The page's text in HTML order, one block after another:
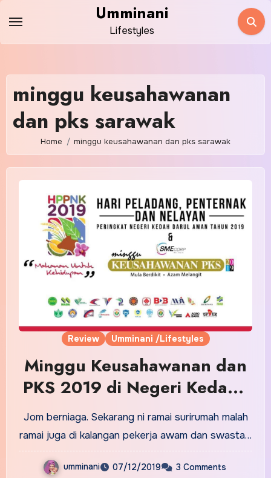
content
Umminani
Lifestyles
minggu keusahawanan
dan pks sarawak
Home minggu keusahawanan dan pks sarawak
Review Umminani /Lifestyles
Minggu Keusahawanan dan
PKS 2019 di Negeri Kedah ;
Jom!
Jom berniaga. Sekarang ni ramai surirumah malah
ramai juga di kalangan pekerja awam dan swasta…
umminani 07/12/2019 3 Comments